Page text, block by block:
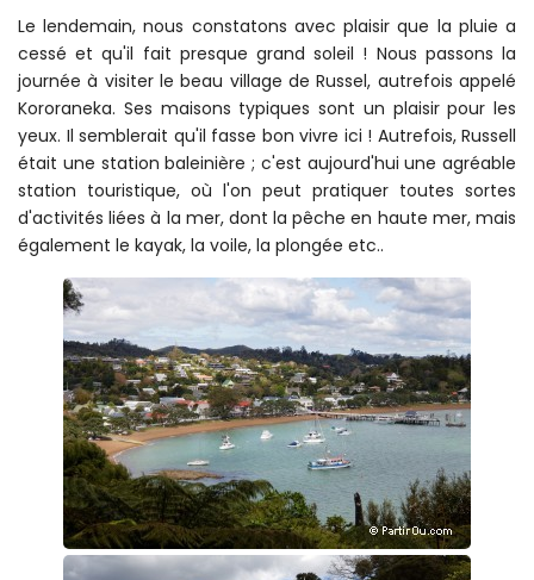
Le lendemain, nous constatons avec plaisir que la pluie a
cessé et qu'il fait presque grand soleil ! Nous passons la
journée à visiter le beau village de Russel, autrefois appelé
Kororaneka. Ses maisons typiques sont un plaisir pour les
yeux. Il semblerait qu'il fasse bon vivre ici ! Autrefois, Russell
était une station baleinière ; c'est aujourd'hui une agréable
station touristique, où l'on peut pratiquer toutes sortes
d'activités liées à la mer, dont la pêche en haute mer, mais
également le kayak, la voile, la plongée etc..